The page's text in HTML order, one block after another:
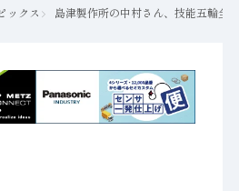
ックス 島津製作所の中村さん、技能五輪全